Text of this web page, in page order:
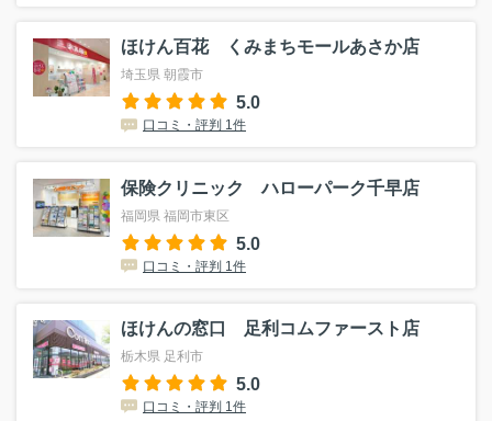
ほけん百花 くみまちモールあさか店
埼玉県 朝霞市
5.0
口コミ・評判 1件
保険クリニック ハローパーク千早店
福岡県 福岡市東区
5.0
口コミ・評判 1件
ほけんの窓口 足利コムファースト店
栃木県 足利市
5.0
口コミ・評判 1件